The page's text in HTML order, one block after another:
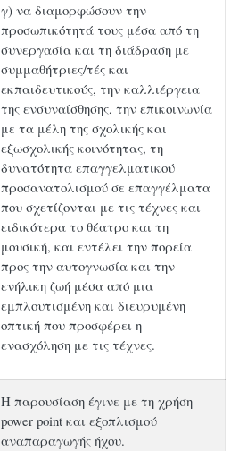
γ) να διαμορφώσουν την
προσωπικότητά τους μέσα από τη
συνεργασία και τη διάδραση με
συμμαθήτριες/τές και
εκπαιδευτικούς, την καλλιέργεια
της ενσυναίσθησης, την επικοινωνία
με τα μέλη της σχολικής και
εξωσχολικής κοινότητας, τη
δυνατότητα επαγγελματικού
προσανατολισμού σε επαγγέλματα
που σχετίζονται με τις τέχνες και
ειδικότερα το θέατρο και τη
μουσική, και εντέλει την πορεία
προς την αυτογνωσία και την
ενήλικη ζωή μέσα από μια
εμπλουτισμένη και διευρυμένη
οπτική που προσφέρει η
ενασχόληση με τις τέχνες.
Η παρουσίαση έγινε με τη χρήση
power point και εξοπλισμού
αναπαραγωγής ήχου.